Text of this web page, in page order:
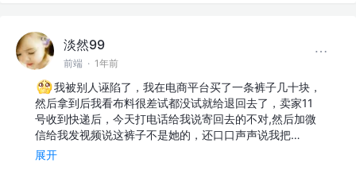
淡然99
前端 · 1年前
我被别人诬陷了，我在电商平台买了一条裤子几十块，
然后拿到后我看布料很差试都没试就给退回去了，卖家11
号收到快递后，今天打电话给我说寄回去的不对,然后加微
信给我发视频说这裤子不是她的，还口口声声说我把…
展开